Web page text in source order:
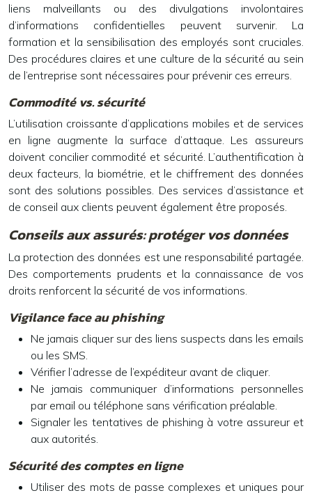
liens malveillants ou des divulgations involontaires
d’informations confidentielles peuvent survenir. La
formation et la sensibilisation des employés sont cruciales.
Des procédures claires et une culture de la sécurité au sein
de l’entreprise sont nécessaires pour prévenir ces erreurs.
Commodité vs. sécurité
L’utilisation croissante d’applications mobiles et de services
en ligne augmente la surface d’attaque. Les assureurs
doivent concilier commodité et sécurité. L’authentification à
deux facteurs, la biométrie, et le chiffrement des données
sont des solutions possibles. Des services d’assistance et
de conseil aux clients peuvent également être proposés.
Conseils aux assurés: protéger vos données
La protection des données est une responsabilité partagée.
Des comportements prudents et la connaissance de vos
droits renforcent la sécurité de vos informations.
Vigilance face au phishing
Ne jamais cliquer sur des liens suspects dans les emails
ou les SMS.
Vérifier l’adresse de l’expéditeur avant de cliquer.
Ne jamais communiquer d’informations personnelles
par email ou téléphone sans vérification préalable.
Signaler les tentatives de phishing à votre assureur et
aux autorités.
Sécurité des comptes en ligne
Utiliser des mots de passe complexes et uniques pour